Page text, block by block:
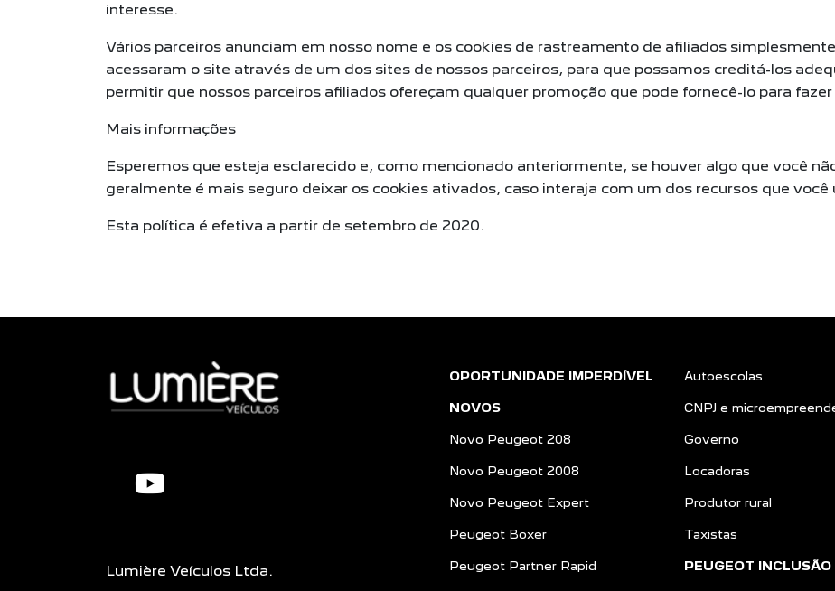
interesse.
Vários parceiros anunciam em nosso nome e os cookies de rastreamento de afiliados
acessaram o site através de um dos sites de nossos parceiros, para que possamos creditá-los
permitir que nossos parceiros afiliados ofereçam qualquer promoção que pode fornecê-lo para
Mais informações
Esperemos que esteja esclarecido e, como mencionado anteriormente, se houver algo que você
geralmente é mais seguro deixar os cookies ativados, caso interaja com um dos recursos que você
Esta política é efetiva a partir de setembro de 2020.
Lumière Veículos Ltda.
OPORTUNIDADE IMPERDÍVEL
NOVOS
Novo Peugeot 208
Novo Peugeot 2008
Novo Peugeot Expert
Peugeot Boxer
Peugeot Partner Rapid
Autoescolas
CNPJ e
Governo
Locadoras
Produtor rural
Taxistas
PEUGEOT INCLUSÃO